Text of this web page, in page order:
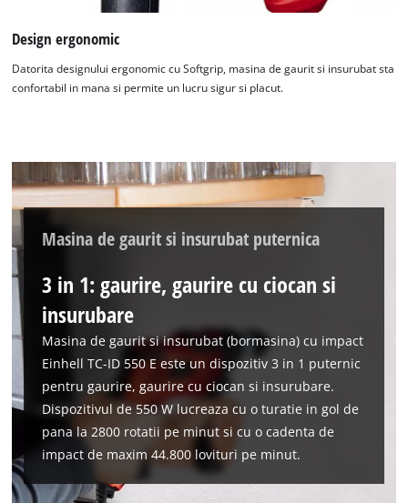
incarca serviciul Google Maps!
the site with their CMP to add this content
to the list of technologies used.
Powered byUsercentrics Consent
Management Platform
Design ergonomic
Datorita designului ergonomic cu Softgrip, masina de gaurit si insurubat sta
confortabil in mana si permite un lucru sigur si placut.
Masina de gaurit si insurubat puternica
3 in 1: gaurire, gaurire cu ciocan si
insurubare
Masina de gaurit si insurubat (bormasina) cu impact
Einhell TC-ID 550 E este un dispozitiv 3 in 1 puternic
pentru gaurire, gaurire cu ciocan si insurubare.
Dispozitivul de 550 W lucreaza cu o turatie in gol de
pana la 2800 rotatii pe minut si cu o cadenta de
impact de maxim 44.800 lovituri pe minut.